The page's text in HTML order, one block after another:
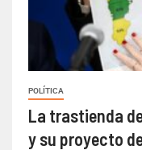
POLÍTICA
La trastienda
y su proyecto